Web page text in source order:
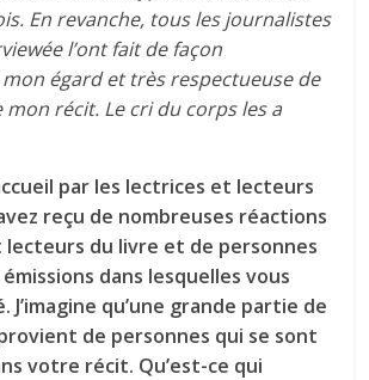
En revanche, tous les journalistes
l’ont fait de façon
égard et très respectueuse de
récit. Le cri du corps les a
par les lectrices et lecteurs
reçu de nombreuses réactions
du livre et de personnes
dans lesquelles vous
J’imagine qu’une grande partie de
de personnes qui se sont
votre récit. Qu’est-ce qui